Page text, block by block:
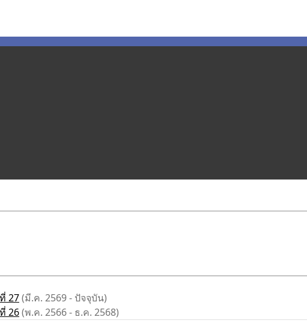
27(มี.ค. 2569 - ปัจจุบัน)
26(พ.ค. 2566 - ธ.ค. 2568)